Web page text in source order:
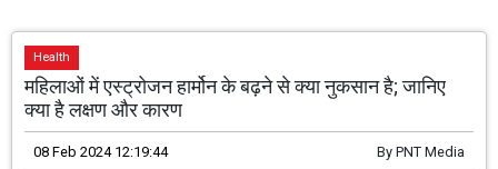
Health
महिलाओं में एस्ट्रोजन हार्मोन के बढ़ने से क्या नुकसान है; जानिए
क्या है लक्षण और कारण
08 Feb 2024 12:19:44 By PNT Media